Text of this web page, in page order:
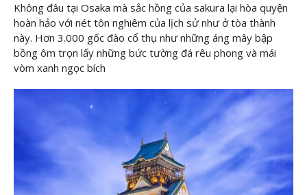
Không đâu tại Osaka mà sắc hồng của sakura lại hòa quyện
hoàn hảo với nét tôn nghiêm của lịch sử như ở tòa thành
này. Hơn 3.000 gốc đào cổ thụ như những áng mây bập
bồng ôm trọn lấy những bức tường đá rêu phong và mái
vòm xanh ngọc bích